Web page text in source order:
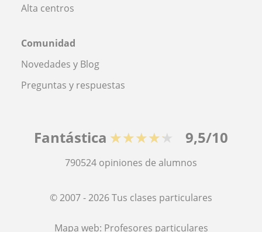
Alta centros
Comunidad
Novedades y Blog
Preguntas y respuestas
Fantástica ★★★★★ 9,5/10
790524 opiniones de alumnos
© 2007 - 2026 Tus clases particulares
Mapa web: Profesores particulares